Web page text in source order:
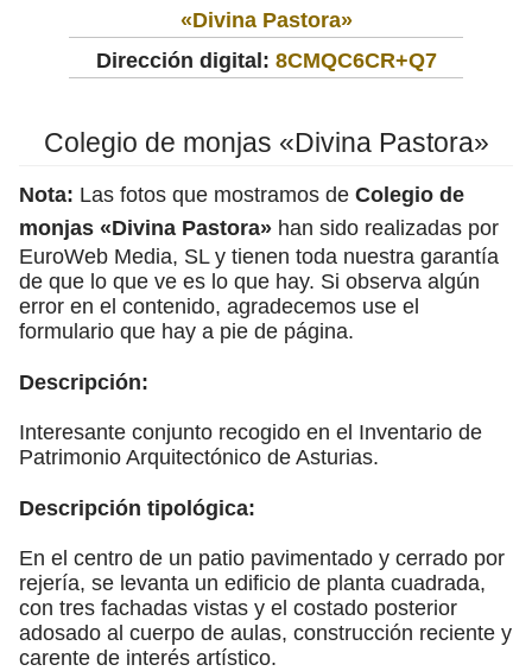
«Divina Pastora»
Dirección digital: 8CMQC6CR+Q7
Colegio de monjas «Divina Pastora»
Nota: Las fotos que mostramos de Colegio de
monjas «Divina Pastora» han sido realizadas por
EuroWeb Media, SL y tienen toda nuestra garantía
de que lo que ve es lo que hay. Si observa algún
error en el contenido, agradecemos use el
formulario que hay a pie de página.
Descripción:
Interesante conjunto recogido en el Inventario de
Patrimonio Arquitectónico de Asturias.
Descripción tipológica:
En el centro de un patio pavimentado y cerrado por
rejería, se levanta un edificio de planta cuadrada,
con tres fachadas vistas y el costado posterior
adosado al cuerpo de aulas, construcción reciente y
carente de interés artístico.